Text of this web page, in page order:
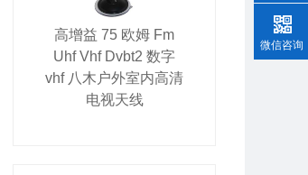
高增益 75 欧姆 Fm
Uhf Vhf Dvbt2 数字
vhf 八木户外室内高清
电视天线
微信咨询